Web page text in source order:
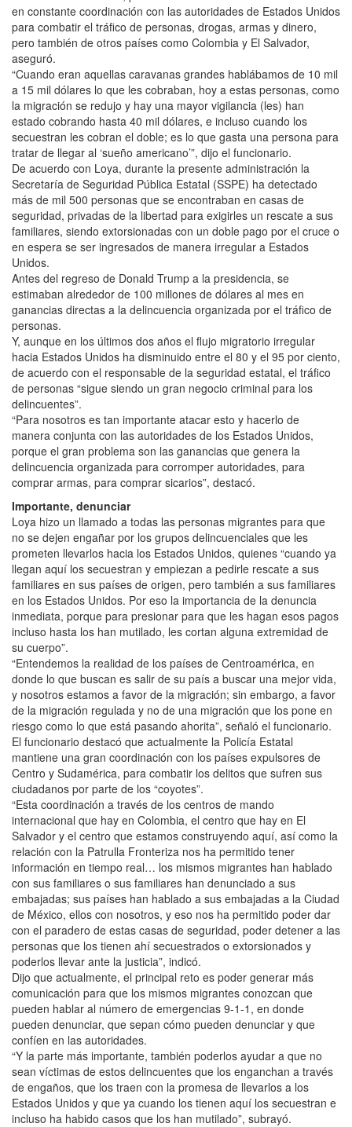
en constante coordinación con las autoridades de Estados Unidos
para combatir el tráfico de personas, drogas, armas y dinero,
pero también de otros países como Colombia y El Salvador,
aseguró.
“Cuando eran aquellas caravanas grandes hablábamos de 10 mil
a 15 mil dólares lo que les cobraban, hoy a estas personas, como
la migración se redujo y hay una mayor vigilancia (les) han
estado cobrando hasta 40 mil dólares, e incluso cuando los
secuestran les cobran el doble; es lo que gasta una persona para
tratar de llegar al ‘sueño americano’”, dijo el funcionario.
De acuerdo con Loya, durante la presente administración la
Secretaría de Seguridad Pública Estatal (SSPE) ha detectado
más de mil 500 personas que se encontraban en casas de
seguridad, privadas de la libertad para exigirles un rescate a sus
familiares, siendo extorsionadas con un doble pago por el cruce o
en espera se ser ingresados de manera irregular a Estados
Unidos.
Antes del regreso de Donald Trump a la presidencia, se
estimaban alrededor de 100 millones de dólares al mes en
ganancias directas a la delincuencia organizada por el tráfico de
personas.
Y, aunque en los últimos dos años el flujo migratorio irregular
hacia Estados Unidos ha disminuido entre el 80 y el 95 por ciento,
de acuerdo con el responsable de la seguridad estatal, el tráfico
de personas “sigue siendo un gran negocio criminal para los
delincuentes”.
“Para nosotros es tan importante atacar esto y hacerlo de
manera conjunta con las autoridades de los Estados Unidos,
porque el gran problema son las ganancias que genera la
delincuencia organizada para corromper autoridades, para
comprar armas, para comprar sicarios”, destacó.
Importante, denunciar
Loya hizo un llamado a todas las personas migrantes para que
no se dejen engañar por los grupos delincuenciales que les
prometen llevarlos hacia los Estados Unidos, quienes “cuando ya
llegan aquí los secuestran y empiezan a pedirle rescate a sus
familiares en sus países de origen, pero también a sus familiares
en los Estados Unidos. Por eso la importancia de la denuncia
inmediata, porque para presionar para que les hagan esos pagos
incluso hasta los han mutilado, les cortan alguna extremidad de
su cuerpo”.
“Entendemos la realidad de los países de Centroamérica, en
donde lo que buscan es salir de su país a buscar una mejor vida,
y nosotros estamos a favor de la migración; sin embargo, a favor
de la migración regulada y no de una migración que los pone en
riesgo como lo que está pasando ahorita”, señaló el funcionario.
El funcionario destacó que actualmente la Policía Estatal
mantiene una gran coordinación con los países expulsores de
Centro y Sudamérica, para combatir los delitos que sufren sus
ciudadanos por parte de los “coyotes”.
“Esta coordinación a través de los centros de mando
internacional que hay en Colombia, el centro que hay en El
Salvador y el centro que estamos construyendo aquí, así como la
relación con la Patrulla Fronteriza nos ha permitido tener
información en tiempo real… los mismos migrantes han hablado
con sus familiares o sus familiares han denunciado a sus
embajadas; sus países han hablado a sus embajadas a la Ciudad
de México, ellos con nosotros, y eso nos ha permitido poder dar
con el paradero de estas casas de seguridad, poder detener a las
personas que los tienen ahí secuestrados o extorsionados y
poderlos llevar ante la justicia”, indicó.
Dijo que actualmente, el principal reto es poder generar más
comunicación para que los mismos migrantes conozcan que
pueden hablar al número de emergencias 9-1-1, en donde
pueden denunciar, que sepan cómo pueden denunciar y que
confíen en las autoridades.
“Y la parte más importante, también poderlos ayudar a que no
sean víctimas de estos delincuentes que los enganchan a través
de engaños, que los traen con la promesa de llevarlos a los
Estados Unidos y que ya cuando los tienen aquí los secuestran e
incluso ha habido casos que los han mutilado”, subrayó.